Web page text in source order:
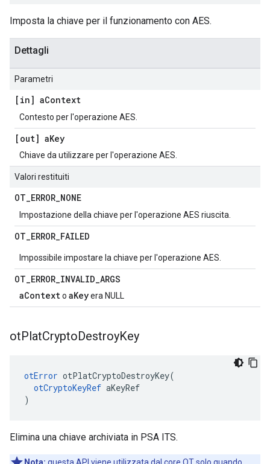
Imposta la chiave per il funzionamento con AES.
Dettagli
Parametri
[in] aContext
Contesto per l'operazione AES.
[out] aKey
Chiave da utilizzare per l'operazione AES.
Valori restituiti
OT_ERROR_NONE
Impostazione della chiave per l'operazione AES riuscita.
OT_ERROR_FAILED
Impossibile impostare la chiave per l'operazione AES.
OT_ERROR_INVALID_ARGS
aContexto aKeyera NULL
otPlatCryptoDestroyKey
otError otPlatCryptoDestroyKey(
otCryptoKeyRef aKeyRef
)
Elimina una chiave archiviata in PSA ITS.